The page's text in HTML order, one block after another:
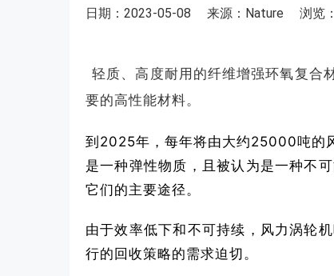
日期：2023-05-08 来源：Nature 浏览
轻质、高度耐用的纤维增强环氧复合
要的高性能材料。
到2025年，每年将由大约25000吨的
是一种弹性物质，且被认为是一种不
它们的主要途径。
由于效率低下和不可持续，风力涡轮
行的回收策略的需求迫切。